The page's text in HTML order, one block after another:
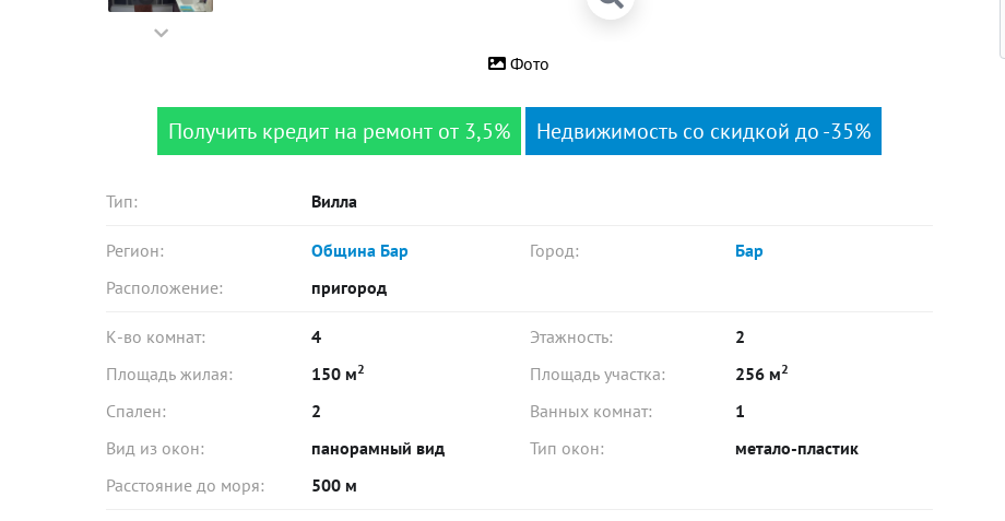
Фото
Получить кредит на ремонт от 3,5% Недвижимость со скидкой до -35%
Тип: Вилла
Регион: Община Бар Город:
Бар
Расположение:
пригород
К-во комнат: 4 Этажность:
2
Площадь жилая:
150 м2 Площадь участка: 256 м2
Спален: 2 Ванных комнат:
1
Вид из окон:
панорамный вид Тип окон:
метало-пластик
Расстояние до моря:
500 м